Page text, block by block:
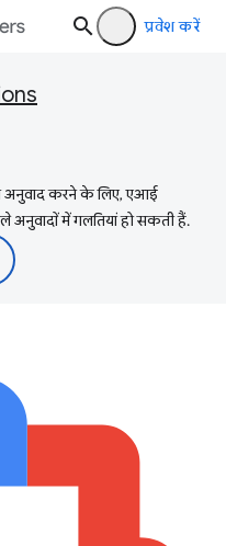
प्रवेश करें
अनुवाद करने के लिए, एआई
अनुवादों में गलतियां हो सकती हैं.